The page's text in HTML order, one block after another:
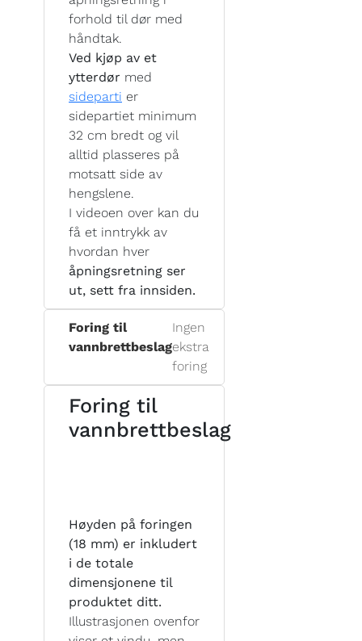
forhold til dør med
håndtak.
Ved kjøp av et
ytterdør med
sideparti er
sidepartiet minimum
32 cm bredt og vil
alltid plasseres på
motsatt side av
hengslene.
I videoen over kan du
få et inntrykk av
hvordan hver
åpningsretning ser
ut, sett fra innsiden.
Foring til
vannbrettbeslag
Ingen
ekstra
foring
Foring til
vannbrettbeslag
Høyden på foringen
(18 mm) er inkludert
i de totale
dimensjonene til
produktet ditt.
Illustrasjonen ovenfor